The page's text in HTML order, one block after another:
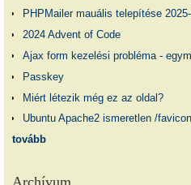
PHPMailer mauális telepítése
2024 Advent of Code
Ajax form kezelési probléma -
Passkey
Miért létezik még ez az oldal?
Ubuntu Apache2 ismeretlen /
tovább
Archívum